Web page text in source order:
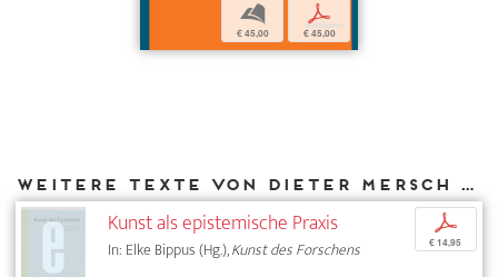
b
€ 45,00
p
€ 45,00
Weitere Texte von Dieter Mersch bei DIAPHANES
Kunst als epistemische Praxis
In: Elke Bippus (Hg.),Kunst des Forschens
p
€ 14,95